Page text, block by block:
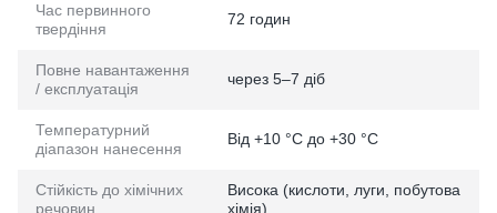
Час первинного
твердіння
72 годин
Повне навантаження
/ експлуатація
через 5–7 діб
Температурний
діапазон нанесення
Від +10 °C до +30 °C
Стійкість до хімічних
речовин
Висока (кислоти, луги, побутова
хімія)